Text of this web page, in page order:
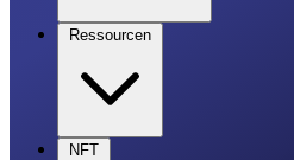
Ressourcen
NFT